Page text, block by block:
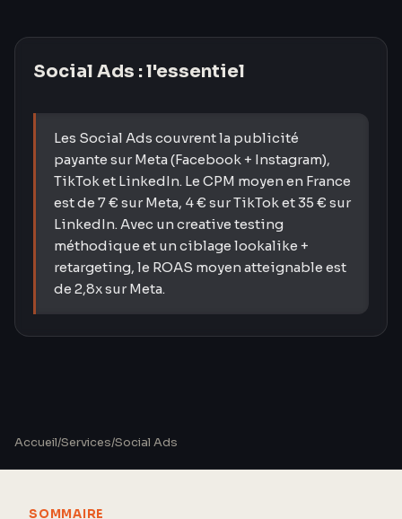
Social Ads : l'essentiel
Les Social Ads couvrent la publicité
payante sur Meta (Facebook + Instagram),
TikTok et LinkedIn. Le CPM moyen en France
est de 7 € sur Meta, 4 € sur TikTok et 35 € sur
LinkedIn. Avec un creative testing
méthodique et un ciblage lookalike +
retargeting, le ROAS moyen atteignable est
de 2,8x sur Meta.
Accueil/Services/Social Ads
SOMMAIRE